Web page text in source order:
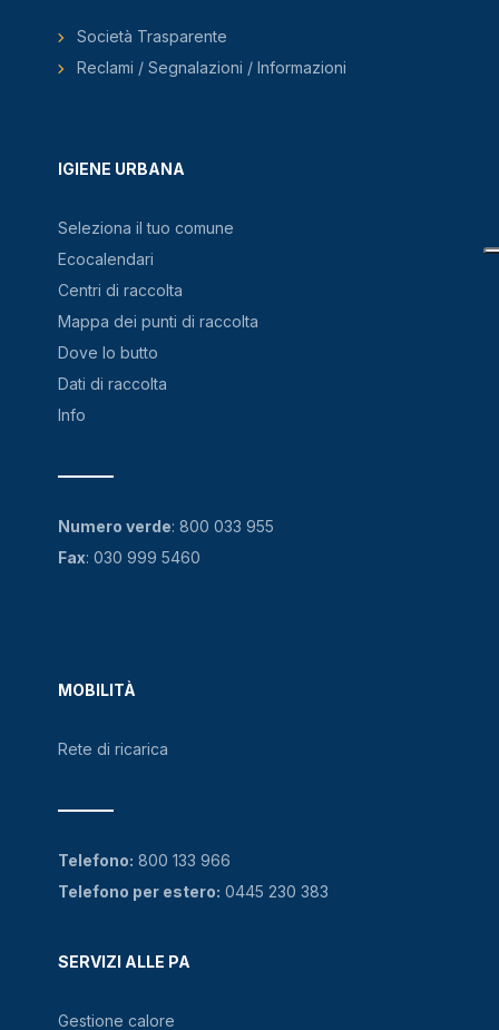
IGIENE URBANA
Seleziona il tuo comune
Ecocalendari
Centri di raccolta
Mappa dei punti di raccolta
Dove lo butto
Dati di raccolta
Info
MOBILITÀ
Rete di ricarica
SERVIZI ALLE PA
Gestione calore
Società Trasparente
Reclami / Segnalazioni / Informazioni
Numero verde: 800 033 955
Fax: 030 999 5460
Telefono: 800 133 966
Telefono per estero: 0445 230 383